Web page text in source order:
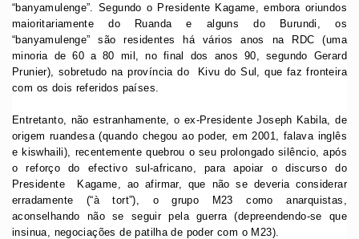
“banyamulenge”. Segundo o Presidente Kagame, embora oriundos
maioritariamente do Ruanda e alguns do Burundi, os
“banyamulenge” são residentes há vários anos na RDC (uma
minoria de 60 a 80 mil, no final dos anos 90, segundo Gerard
Prunier), sobretudo na província do Kivu do Sul, que faz fronteira
com os dois referidos países.
Entretanto, não estranhamente, o ex-Presidente Joseph Kabila, de
origem ruandesa (quando chegou ao poder, em 2001, falava inglês
e kiswhaili), recentemente quebrou o seu prolongado silêncio, após
o reforço do efectivo sul-africano, para apoiar o discurso do
Presidente Kagame, ao afirmar, que não se deveria considerar
erradamente (“à tort”), o grupo M23 como anarquistas,
aconselhando não se seguir pela guerra (depreendendo-se que
insinua, negociações de patilha de poder com o M23).